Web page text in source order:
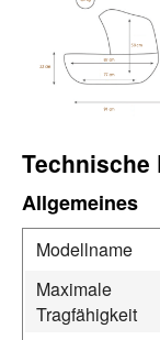
Technische
Allgemeines
Modellname
Maximale
Tragfähigkeit